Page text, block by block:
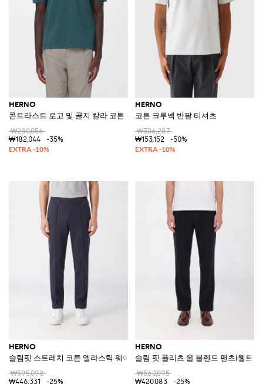
HERNO
콘트라스트 로고 및 골지 칼라 코튼 반팔 폴로 셔츠
₩280,056
₩182,044
-35%
HERNO
코튼 크루넥 반팔 티셔츠
₩306,287
₩153,152
-50%
HERNO
슬림핏 스트레치 코튼 엘라스틱 웨이스트 팬츠
₩595,098
₩446,331
-25%
HERNO
슬림 핏 플리츠 울 블렌드 팬츠(웰트
₩560,095
₩420,083
-25%